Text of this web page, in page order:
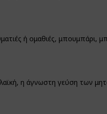
ή ομαθιές, μπουμπάρι,
η άγνωστη γεύση των